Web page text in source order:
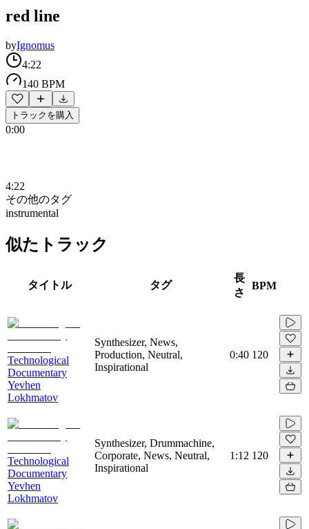
red line
byIgnomus
4:22
140 BPM
トラックを購入
0:00
4:22
その他のタグ
instrumental
似たトラック
タイトル タグ
長
さ
BPM
Technological
Documentary
Yevhen
Lokhmatov
Synthesizer, News,
Production, Neutral,
Inspirational
0:40 120
Technological
Documentary
Yevhen
Lokhmatov
Synthesizer, Drummachine,
Corporate, News, Neutral,
Inspirational
1:12 120